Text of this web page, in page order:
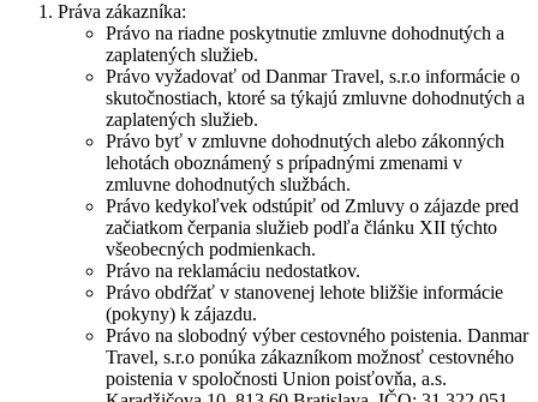
Práva zákazníka:
Právo na riadne poskytnutie zmluvne dohodnutých a
zaplatených služieb.
Právo vyžadovať od Danmar Travel, s.r.o informácie o
skutočnostiach, ktoré sa týkajú zmluvne dohodnutých a
zaplatených služieb.
Právo byť v zmluvne dohodnutých alebo zákonných
lehotách oboznámený s prípadnými zmenami v
zmluvne dohodnutých službách.
Právo kedykoľvek odstúpiť od Zmluvy o zájazde pred
začiatkom čerpania služieb podľa článku XII týchto
všeobecných podmienkach.
Právo na reklamáciu nedostatkov.
Právo obdŕžať v stanovenej lehote bližšie informácie
(pokyny) k zájazdu.
Právo na slobodný výber cestovného poistenia. Danmar
Travel, s.r.o ponúka zákazníkom možnosť cestovného
poistenia v spoločnosti Union poisťovňa, a.s.